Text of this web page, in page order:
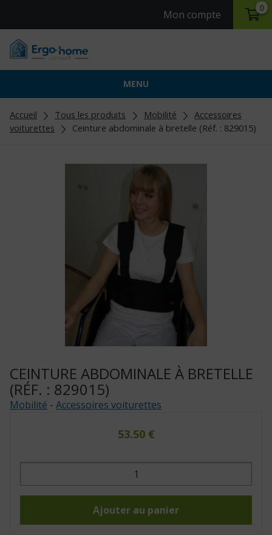
Mon compte
0
MENU
Accueil Tous les produits Mobilité
Accessoires
voiturettes
Ceinture abdominale à bretelle (Réf. : 829015)
CEINTURE ABDOMINALE À BRETELLE
(RÉF. : 829015)
Mobilité - Accessoires voiturettes
53.50 €
quantité
Ceinture
:
Ajouter au panier